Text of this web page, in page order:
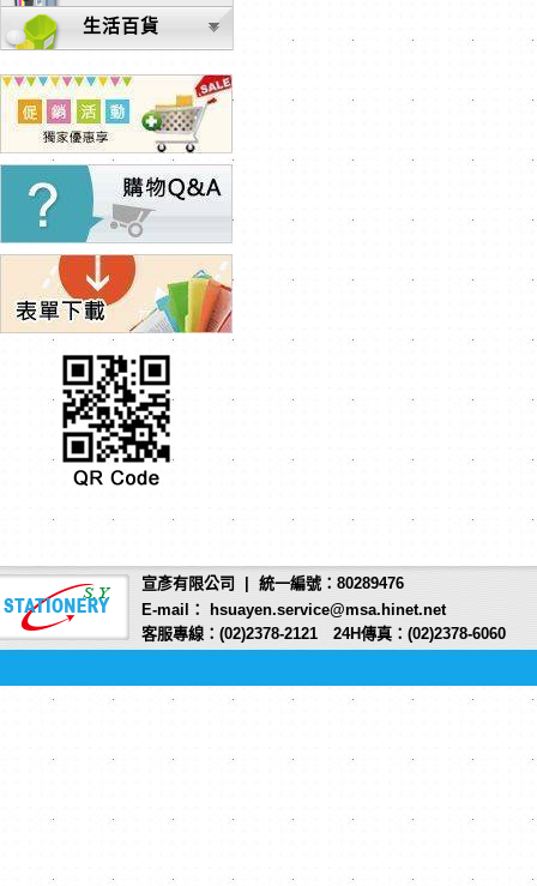
生活百貨
宣彥有限公司 | 統一編號：80289476
E-mail： hsuayen.service@msa.hinet.net
客服專線：(02)2378-2121 24H傳真：(02)2378-6060